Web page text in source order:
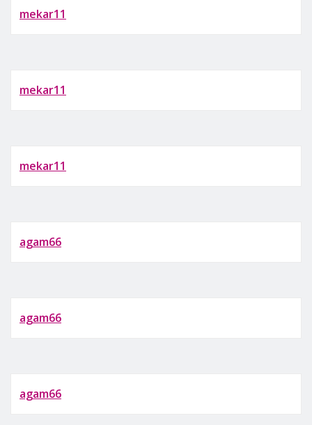
mekar11
mekar11
mekar11
agam66
agam66
agam66